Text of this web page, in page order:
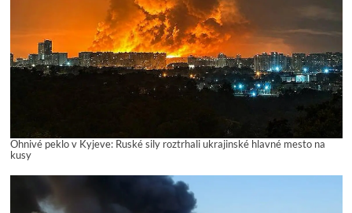
Ohnivé peklo v Kyjeve: Ruské sily roztrhali ukrajinské hlavné mesto na
kusy